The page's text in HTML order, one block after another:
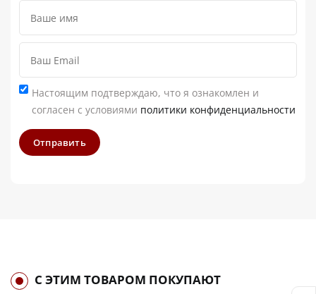
Настоящим подтверждаю, что я ознакомлен и
согласен с условиями политики конфиденциальности
Отправить
С ЭТИМ ТОВАРОМ ПОКУПАЮТ